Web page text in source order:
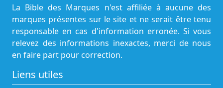
La Bible des Marques n'est affiliée à aucune des
marques présentes sur le site et ne serait être tenu
responsable en cas d'information erronée. Si vous
relevez des informations inexactes, merci de nous
en faire part pour correction.
Liens utiles